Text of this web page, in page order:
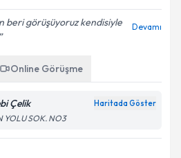
işlenmesine ilişkin
ve kişisel verilerimin belirtilen
kabul ediyorum.
beri görüşüyoruz kendisiyle
Devamı
Online Görüşme
Çelik Haritada Göster
YOLU SOK. NO3